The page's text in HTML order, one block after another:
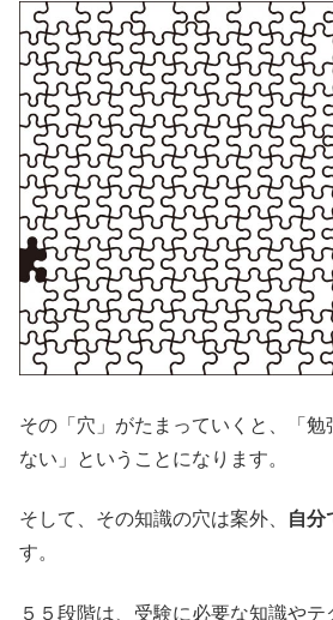
その「穴」がたまっていくと、「勉
ない」ということになります。
そして、その知識の穴は案外、 自分
す。
５５段階は、受験に必要な知識や